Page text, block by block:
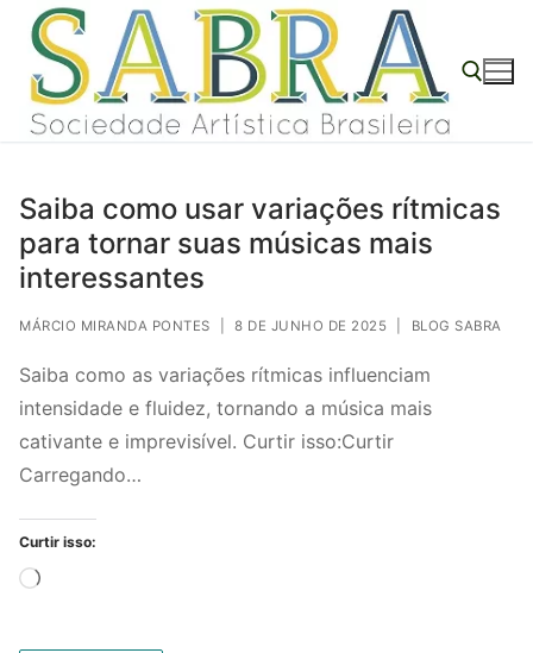
conteúdo
Pular
para
conteúdo
Saiba como usar variações rítmicas
para tornar suas músicas mais
interessantes
MÁRCIO MIRANDA PONTES 8 DE JUNHO DE 2025 BLOG SABRA
Saiba como as variações rítmicas influenciam
intensidade e fluidez, tornando a música mais
cativante e imprevisível. Curtir isso:Curtir
Carregando…
Curtir isso:
Carregando...